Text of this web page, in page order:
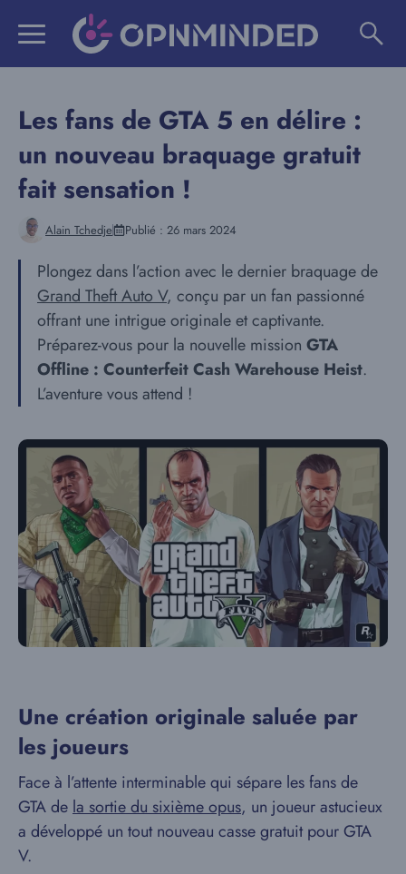
Les fans de GTA 5 en délire :
un nouveau braquage gratuit
fait sensation !
Alain Tchedje Publié : 26 mars 2024
Plongez dans l’action avec le dernier braquage de
Grand Theft Auto V, conçu par un fan passionné
offrant une intrigue originale et captivante.
Préparez-vous pour la nouvelle mission GTA
Offline : Counterfeit Cash Warehouse Heist.
L’aventure vous attend !
Une création originale saluée par
les joueurs
Face à l’attente interminable qui sépare les fans de
GTA dela sortie du sixième opus, un joueur astucieux
a développé un tout nouveau casse gratuit pour GTA
V.